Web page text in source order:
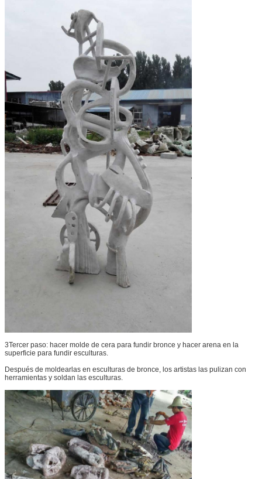
3Tercer paso: hacer molde de cera para fundir bronce y hacer arena en la
superficie para fundir esculturas.
Después de moldearlas en esculturas de bronce, los artistas las pulizan con
herramientas y soldan las esculturas.